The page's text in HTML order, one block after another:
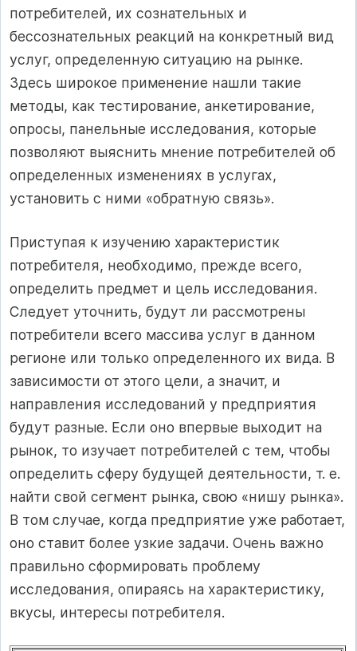
потребителей, их сознательных и
бессознательных реакций на конкретный вид
услуг, определенную ситуацию на рынке.
Здесь широкое применение нашли такие
методы, как тестирование, анкетирование,
опросы, панельные исследования, которые
позволяют выяснить мнение потребителей об
определенных изменениях в услугах,
установить с ними «обратную связь».
Приступая к изучению характеристик
потребителя, необходимо, прежде всего,
определить предмет и цель исследования.
Следует уточнить, будут ли рассмотрены
потребители всего массива услуг в данном
регионе или только определенного их вида. В
зависимости от этого цели, а значит, и
направления исследований у предприятия
будут разные. Если оно впервые выходит на
рынок, то изучает потребителей с тем, чтобы
определить сферу будущей деятельности, т. е.
найти свой сегмент рынка, свою «нишу рынка».
В том случае, когда предприятие уже работает,
оно ставит более узкие задачи. Очень важно
правильно сформировать проблему
исследования, опираясь на характеристику,
вкусы, интересы потребителя.